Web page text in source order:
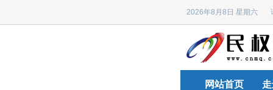
2026年8月8日 星期六
网站首页